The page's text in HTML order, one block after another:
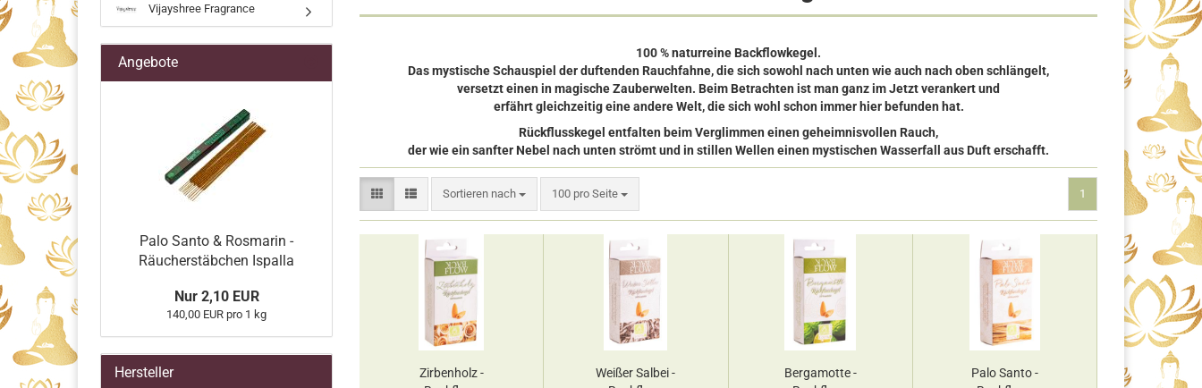
100 % naturreine Backflowkegel.
Das mystische Schauspiel der duftenden Rauchfahne, die sich sowohl nach unten wie auch nach oben schlängelt,
versetzt einen in magische Zauberwelten. Beim Betrachten ist man ganz im Jetzt verankert und
erfährt gleichzeitig eine andere Welt, die sich wohl schon immer hier befunden hat.
Rückflusskegel entfalten beim Verglimmen einen geheimnisvollen Rauch,
der wie ein sanfter Nebel nach unten strömt und in stillen Wellen einen mystischen Wasserfall aus Duft erschafft.
Sortieren nach
Sortieren nach 100 pro Seite
pro Seite 1
Zirbenholz -
Weißer Salbei -
Bergamotte -
Palo Santo -
Vijayshree Fragrance
Angebote
Palo Santo & Rosmarin -
Räucherstäbchen Ispalla
Nur 2,10 EUR
140,00 EUR pro 1 kg
Hersteller